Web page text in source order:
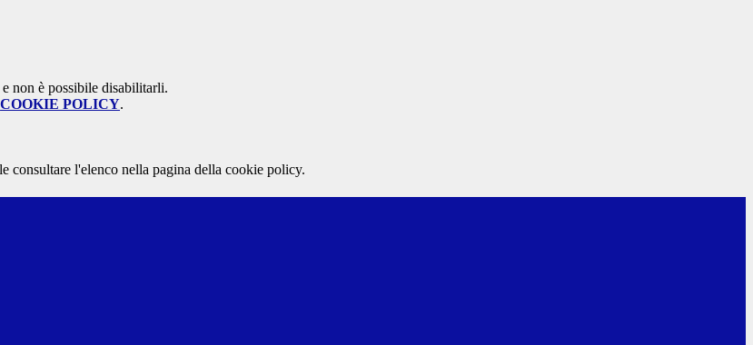
non è possibile disabilitarli.
COOKIE POLICY.
consultare l'elenco nella pagina della cookie policy.